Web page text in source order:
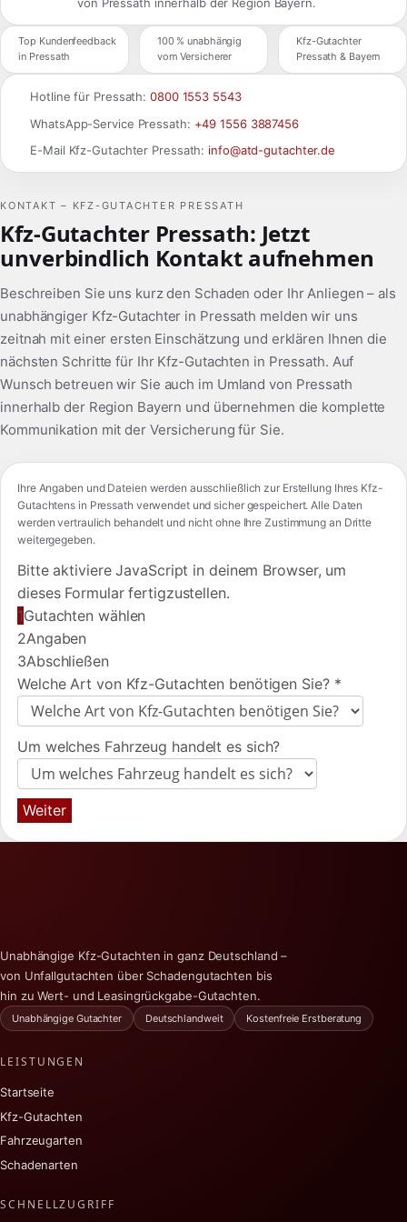
KONTAKT – KFZ-GUTACHTER PRESSATH
Kfz-Gutachter Pressath: Jetzt
unverbindlich Kontakt aufnehmen
Beschreiben Sie uns kurz den Schaden oder Ihr Anliegen – als
unabhängiger Kfz-Gutachter in Pressath melden wir uns
zeitnah mit einer ersten Einschätzung und erklären Ihnen die
nächsten Schritte für Ihr Kfz-Gutachten in Pressath. Auf
Wunsch betreuen wir Sie auch im Umland von Pressath
innerhalb der Region Bayern und übernehmen die komplette
Kommunikation mit der Versicherung für Sie.
Ihre Angaben und Dateien werden ausschließlich zur Erstellung Ihres Kfz-
Gutachtens in Pressath verwendet und sicher gespeichert. Alle Daten
werden vertraulich behandelt und nicht ohne Ihre Zustimmung an Dritte
weitergegeben.
Bitte aktiviere JavaScript in deinem Browser, um
dieses Formular fertigzustellen.
1Gutachten wählen
2Angaben
3Abschließen
Welche Art von Kfz-Gutachten benötigen Sie? *
Um welches Fahrzeug handelt es sich?
Weiter
Top Kundenfeedback
in Pressath
100 % unabhängig
vom Versicherer
Kfz-Gutachter
Pressath & Bayern
Hotline für Pressath:0800 1553 5543
WhatsApp-Service Pressath: +49 1556 3887456
E-Mail Kfz-Gutachter Pressath: info@atd-gutachter.de
Unabhängige Kfz-Gutachten in ganz Deutschland –
von Unfallgutachten über Schadengutachten bis
hin zu Wert- und Leasingrückgabe-Gutachten.
Unabhängige Gutachter Deutschlandweit Kostenfreie Erstberatung
LEISTUNGEN
Startseite
Kfz-Gutachten
Fahrzeugarten
Schadenarten
SCHNELLZUGRIFF